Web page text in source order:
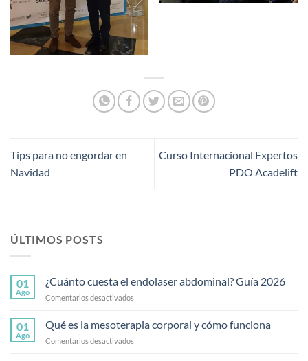
Tips para no engordar en
Navidad
Curso Internacional Expertos
PDO Acadelift
ÚLTIMOS POSTS
01
Ago
¿Cuánto cuesta el endolaser abdominal? Guía 2026
Comentarios desactivados
cuesta
el
endolaser
01
Ago
Qué es la mesoterapia corporal y cómo funciona
Comentarios desactivados